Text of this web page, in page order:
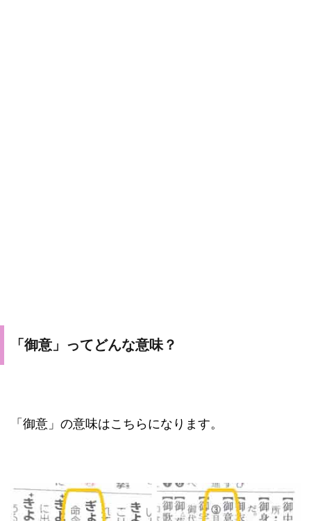
「御意」ってどんな意味？
「御意」の意味はこちらになります。